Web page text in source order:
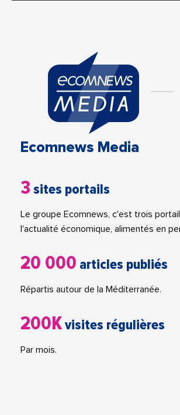
Ecomnews Media
3 sites portails
Le groupe Ecomnews, c'est trois
l'actualité économique, alimentés en
20 000 articles publiés
Répartis autour de la Méditerranée.
200Kvisites régulières
Par mois.